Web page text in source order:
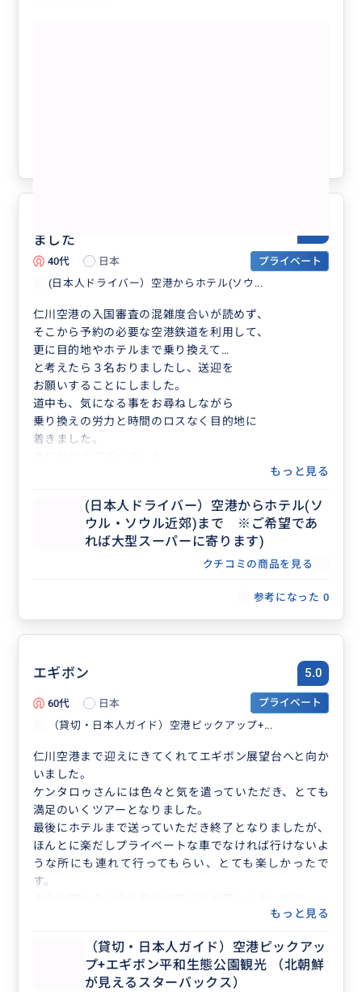
ました
40代 日本
プライベート
(日本人ドライバー）空港からホテル(ソウ...
仁川空港の入国審査の混雑度合いが読めず、
そこから予約の必要な空港鉄道を利用して、
更に目的地やホテルまで乗り換えて…
と考えたら３名おりましたし、送迎を
お願いすることにしました。
道中も、気になる事をお尋ねしながら
乗り換えの労力と時間のロスなく目的地に
着きました。
もっと見る
(日本人ドライバー）空港からホテル(ソ
ウル・ソウル近郊)まで ※ご希望であ
れば大型スーパーに寄ります)
クチコミの商品を見る
参考になった 0
エギボン 5.0
60代 日本
プライベート
（貸切・日本人ガイド）空港ピックアップ+...
仁川空港まで迎えにきてくれてエギボン展望台へと向か
いました。
ケンタロゥさんには色々と気を遣っていただき、とても
満足のいくツアーとなりました。
最後にホテルまで送っていただき終了となりましたが、
ほんとに楽だしプライベートな車でなければ行けないよ
うな所にも連れて行ってもらい、とても楽しかったで
す。
もっと見る
（貸切・日本人ガイド）空港ピックアッ
プ+エギボン平和生態公園観光 （北朝鮮
が見えるスターバックス）